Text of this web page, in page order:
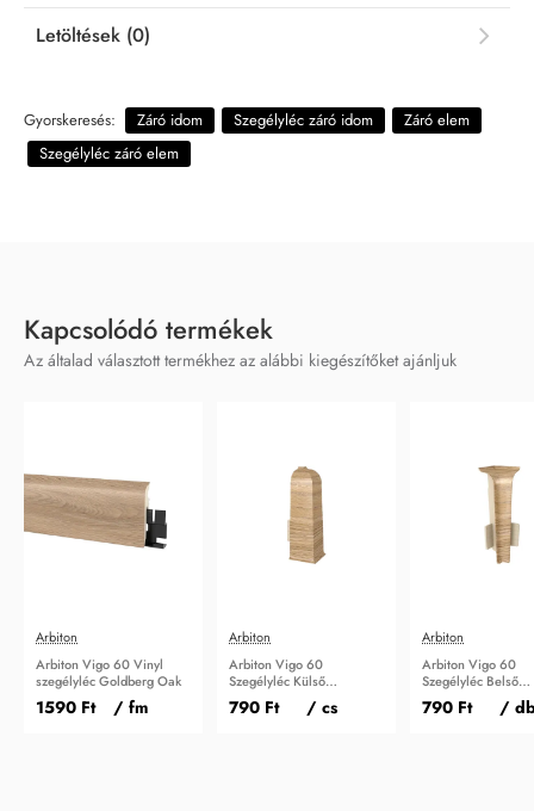
Letöltések (0)
Gyorskeresés: Záró idom Szegélyléc záró idom
Záró elem
Szegélyléc záró elem
Kapcsolódó termékek
Az általad választott termékhez az alábbi kiegészítőket ajánljuk
Arbiton
Arbiton Vigo 60 Vinyl
szegélyléc Goldberg Oak
1590 Ft / fm
Arbiton
Arbiton Vigo 60
Szegélyléc Külső
sarokidom Goldberg Oak
790 Ft / cs
Arbiton
Arbiton Vigo 60
Szegélyléc Belső
sarokidom
790 Ft /